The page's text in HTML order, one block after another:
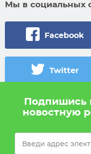
Мы в социальных
Facebook
Twitter
Pokah не проводит
Подпишись
новостную